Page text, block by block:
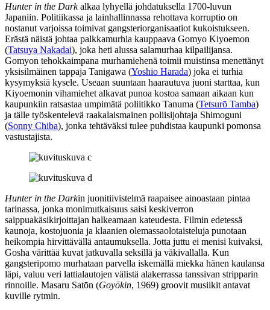
Hunter in the Darkalkaa lyhyellä johdatuksella 1700‑luvun
Japaniin. Politiikassa ja lainhallinnassa rehottava korruptio on
nostanut varjoissa toimivat gangsteriorganisaatiot kukoistukseen.
Erästä näistä johtaa palkkamurhia kauppaava Gomyo Kiyoemon
(Tatsuya Nakadai), joka heti alussa salamurhaa kilpailijansa.
Gomyon tehokkaimpana murhamiehenä toimii muistinsa menettänyt
yksisilmäinen tappaja Tanigawa (Yoshio Harada) joka ei turhia
kysymyksiä kysele. Useaan suuntaan haarautuva juoni starttaa, kun
Kiyoemonin vihamiehet alkavat punoa kostoa samaan aikaan kun
kaupunkiin ratsastaa umpimätä poliitikko Tanuma (Tetsurō Tamba)
ja tälle työskentelevä raakalaismainen poliisijohtaja Shimoguni
(Sonny Chiba), jonka tehtäväksi tulee puhdistaa kaupunki pomonsa
vastustajista.
Hunter in the Darkin juonitiivistelmä raapaisee ainoastaan pintaa
tarinassa, jonka monimutkaisuus saisi keskiverron
saippuakäsikirjoittajan halkeamaan kateudesta. Filmin edetessä
kaunoja, kostojuonia ja klaanien olemassaolotaisteluja punotaan
heikompia hirvittävällä antaumuksella. Jotta juttu ei menisi kuivaksi,
Gosha värittää kuvat jatkuvalla seksillä ja väkivallalla. Kun
gangsteripomo murhataan parvella iskemällä miekka hänen kaulansa
läpi, valuu veri lattialautojen välistä alakerrassa tanssivan stripparin
rinnoille. Masaru Satōn (Goyōkin, 1969) groovit musiikit antavat
kuville rytmin.